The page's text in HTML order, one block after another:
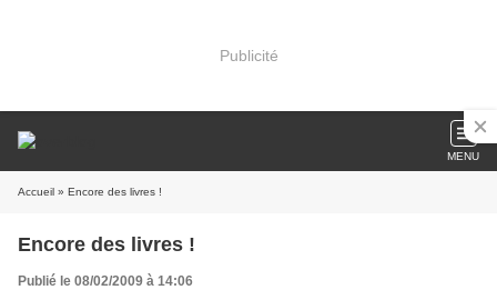
Publicité
MENU
Accueil » Encore des livres !
Encore des livres !
Publié le 08/02/2009 à 14:06